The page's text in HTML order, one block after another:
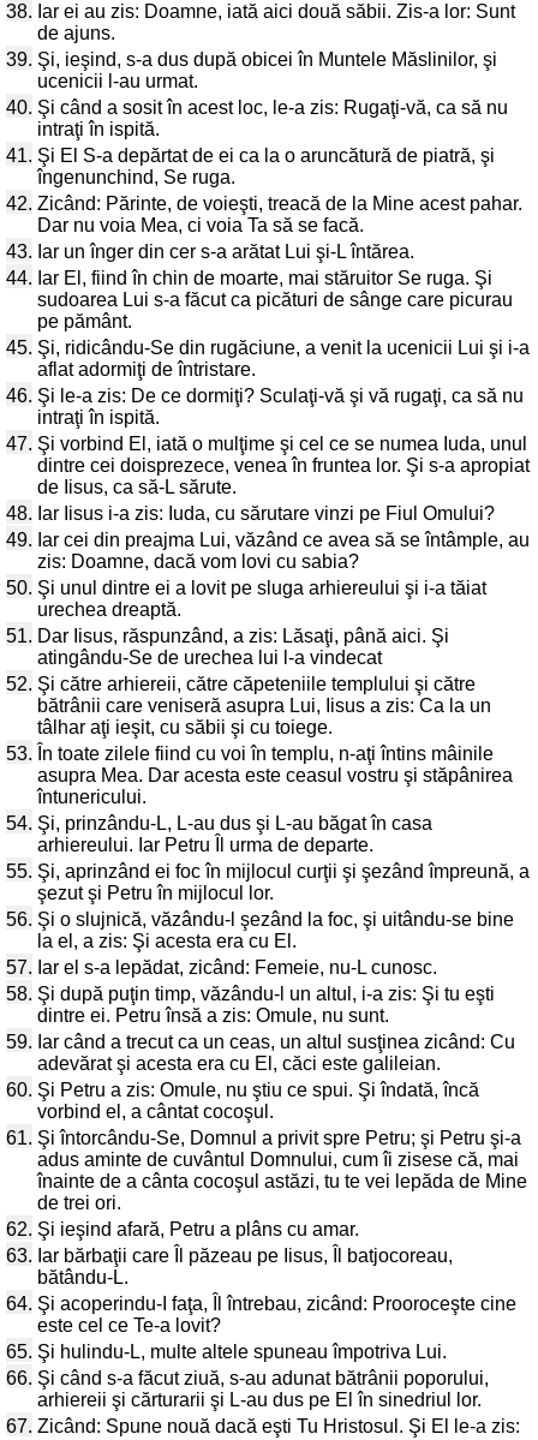
38. Iar ei au zis: Doamne, iată aici două săbii. Zis-a lor: Sunt
de ajuns.
39. Şi, ieşind, s-a dus după obicei în Muntele Măslinilor, şi
ucenicii l-au urmat.
40. Şi când a sosit în acest loc, le-a zis: Rugaţi-vă, ca să nu
intraţi în ispită.
41. Şi El S-a depărtat de ei ca la o aruncătură de piatră, şi
îngenunchind, Se ruga.
42. Zicând: Părinte, de voieşti, treacă de la Mine acest pahar.
Dar nu voia Mea, ci voia Ta să se facă.
43. Iar un înger din cer s-a arătat Lui şi-L întărea.
44. Iar El, fiind în chin de moarte, mai stăruitor Se ruga. Şi
sudoarea Lui s-a făcut ca picături de sânge care picurau
pe pământ.
45. Şi, ridicându-Se din rugăciune, a venit la ucenicii Lui şi i-a
aflat adormiţi de întristare.
46. Şi le-a zis: De ce dormiţi? Sculaţi-vă şi vă rugaţi, ca să nu
intraţi în ispită.
47. Şi vorbind El, iată o mulţime şi cel ce se numea Iuda, unul
dintre cei doisprezece, venea în fruntea lor. Şi s-a apropiat
de Iisus, ca să-L sărute.
48. Iar Iisus i-a zis: Iuda, cu sărutare vinzi pe Fiul Omului?
49. Iar cei din preajma Lui, văzând ce avea să se întâmple, au
zis: Doamne, dacă vom lovi cu sabia?
50. Şi unul dintre ei a lovit pe sluga arhiereului şi i-a tăiat
urechea dreaptă.
51. Dar Iisus, răspunzând, a zis: Lăsaţi, până aici. Şi
atingându-Se de urechea lui l-a vindecat
52. Şi către arhiereii, către căpeteniile templului şi către
bătrânii care veniseră asupra Lui, Iisus a zis: Ca la un
tâlhar aţi ieşit, cu săbii şi cu toiege.
53. În toate zilele fiind cu voi în templu, n-aţi întins mâinile
asupra Mea. Dar acesta este ceasul vostru şi stăpânirea
întunericului.
54. Şi, prinzându-L, L-au dus şi L-au băgat în casa
arhiereului. Iar Petru Îl urma de departe.
55. Şi, aprinzând ei foc în mijlocul curţii şi şezând împreună, a
şezut şi Petru în mijlocul lor.
56. Şi o slujnică, văzându-l şezând la foc, şi uitându-se bine
la el, a zis: Şi acesta era cu El.
57. Iar el s-a lepădat, zicând: Femeie, nu-L cunosc.
58. Şi după puţin timp, văzându-l un altul, i-a zis: Şi tu eşti
dintre ei. Petru însă a zis: Omule, nu sunt.
59. Iar când a trecut ca un ceas, un altul susţinea zicând: Cu
adevărat şi acesta era cu El, căci este galileian.
60. Şi Petru a zis: Omule, nu ştiu ce spui. Şi îndată, încă
vorbind el, a cântat cocoşul.
61. Şi întorcându-Se, Domnul a privit spre Petru; şi Petru şi-a
adus aminte de cuvântul Domnului, cum îi zisese că, mai
înainte de a cânta cocoşul astăzi, tu te vei lepăda de Mine
de trei ori.
62. Şi ieşind afară, Petru a plâns cu amar.
63. Iar bărbaţii care Îl păzeau pe Iisus, Îl batjocoreau,
bătându-L.
64. Şi acoperindu-I faţa, Îl întrebau, zicând: Prooroceşte cine
este cel ce Te-a lovit?
65. Şi hulindu-L, multe altele spuneau împotriva Lui.
66. Şi când s-a făcut ziuă, s-au adunat bătrânii poporului,
arhiereii şi cărturarii şi L-au dus pe El în sinedriul lor.
67. Zicând: Spune nouă dacă eşti Tu Hristosul. Şi El le-a zis: